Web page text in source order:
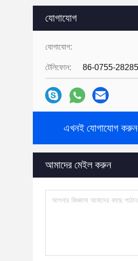
যোগাযোগ
যোগাযোগ:
টেলিফোন:
এখনই যোগাযোগ করুন
আমাদের মেইল করুন